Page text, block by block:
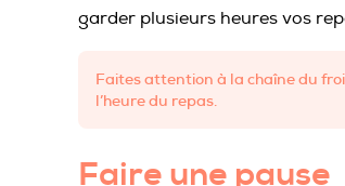
garder plusieurs heures vos
Faites attention à la chaîne du
l’heure du repas.
Faire une pause